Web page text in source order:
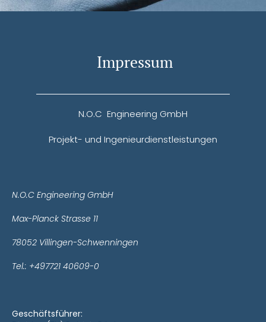
Impressum
N.O.C Engineering GmbH
Projekt- und Ingenieurdienstleistungen
N.O.C Engineering GmbH
Max-Planck Strasse 11
78052 Villingen-Schwenningen
Tel.: +497721 40609-0
Geschäftsführer: